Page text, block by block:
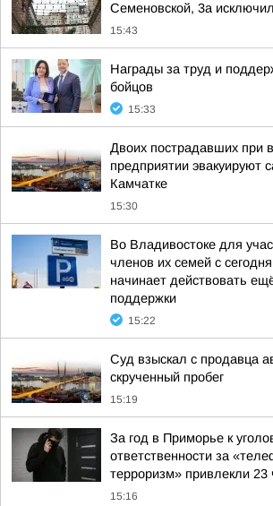
Семеновской, 3а
15:43
Награды за труд и
бойцов
15:33
Двоих пострадавших при
предприятии эвакуируют
Камчатке
15:30
Во Владивостоке для
членов их семей с
начинает действовать
поддержки
15:22
Суд взыскал с продавца
скрученный пробег
15:19
За год в Приморье к
ответственности за
терроризм» привлекли 23
15:16